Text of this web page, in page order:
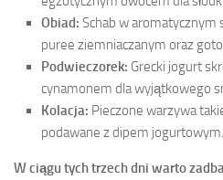
Obiad: Schab w
puree ziemniaczanym oraz
Podwieczorek: Grecki jogurt
cynamonem dla wyjątkowego
Kolacja: Pieczone warzywa
podawane z dipem jogurtowym.
W ciągu tych trzech dni warto